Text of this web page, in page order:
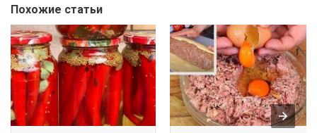
Похожие статьи